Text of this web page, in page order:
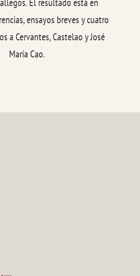
ensayos breves y cuatro
a Cervantes, Castelao y José
María Cao.